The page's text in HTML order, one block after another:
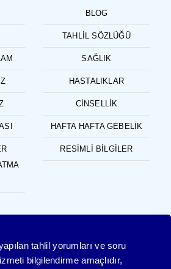
BLOG
TAHLIL SÖZLÜĞÜ
SAĞLIK
HASTALIKLAR
CINSELLIK
HAFTA HAFTA GEBELIK
RESIMLI BILGILER
tahlil yorumları ve soru
bilgilendirme amaçlıdır,